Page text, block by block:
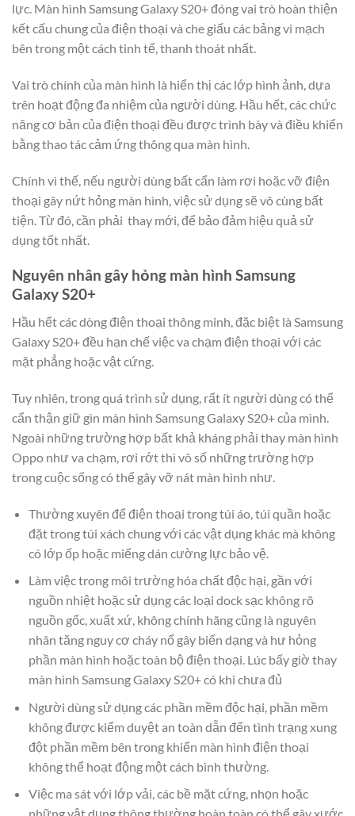
lực. Màn hình Samsung Galaxy S20+ đóng vai trò hoàn thiện
kết cấu chung của điện thoại và che giấu các bảng vi mạch
bên trong một cách tinh tế, thanh thoát nhất.
Vai trò chính của màn hình là hiển thị các lớp hình ảnh, dựa
trên hoạt động đa nhiệm của người dùng. Hầu hết, các chức
năng cơ bản của điện thoại đều được trình bày và điều khiển
bằng thao tác cảm ứng thông qua màn hình.
Chính vì thế, nếu người dùng bất cẩn làm rơi hoặc vỡ điện
thoại gây nứt hỏng màn hình, việc sử dụng sẽ vô cùng bất
tiện. Từ đó, cần phải thay mới, để bảo đảm hiệu quả sử
dụng tốt nhất.
Nguyên nhân gây hỏng màn hình Samsung
Galaxy S20+
Hầu hết các dòng điện thoại thông minh, đặc biệt là Samsung
Galaxy S20+ đều hạn chế việc va chạm điện thoại với các
mặt phẳng hoặc vật cứng.
Tuy nhiên, trong quá trình sử dụng, rất ít người dùng có thể
cẩn thận giữ gìn màn hình Samsung Galaxy S20+ của mình.
Ngoài những trường hợp bất khả kháng phải thay màn hình
Oppo như va chạm, rơi rớt thì vô số những trường hợp
trong cuộc sống có thể gây vỡ nát màn hình như.
Thường xuyên để điện thoại trong túi áo, túi quần hoặc
đặt trong túi xách chung với các vật dụng khác mà không
có lớp ốp hoặc miếng dán cường lực bảo vệ.
Làm việc trong môi trường hóa chất độc hại, gần với
nguồn nhiệt hoặc sử dụng các loại dock sạc không rõ
nguồn gốc, xuất xứ, không chính hãng cũng là nguyên
nhân tăng nguy cơ cháy nổ gây biến dạng và hư hỏng
phần màn hình hoặc toàn bộ điện thoại. Lúc bấy giờ thay
màn hình Samsung Galaxy S20+ có khi chưa đủ
Người dùng sử dụng các phần mềm độc hại, phần mềm
không được kiểm duyệt an toàn dẫn đến tình trạng xung
đột phần mềm bên trong khiến màn hình điện thoại
không thể hoạt động một cách bình thường.
Việc ma sát với lớp vải, các bề mặt cứng, nhọn hoặc